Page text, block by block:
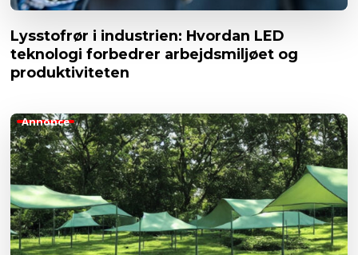
Lysstofrør i industrien: Hvordan LED
teknologi forbedrer arbejdsmiljøet og
produktiviteten
Annonce